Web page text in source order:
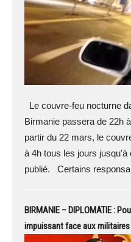
Le couvre-feu nocturne
Birmanie passera de 22h
partir du 22 mars, le
à 4h tous les jours
publié. Certains
BIRMANIE – DIPLOMATIE :
impuissant face aux